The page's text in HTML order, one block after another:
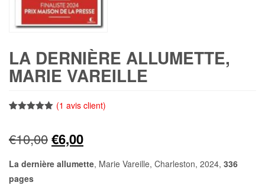
LA DERNIÈRE ALLUMETTE,
MARIE VAREILLE
basé sur
notation
(1 avis client)
€10,00Le
prix
€6,00Le
prix
La dernière allumette, Marie Vareille, Charleston, 2024, 336
pages